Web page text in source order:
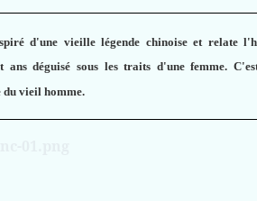
d'une vieille légende chinoise et relate
ans déguisé sous les traits d'une femme.
du vieil homme.